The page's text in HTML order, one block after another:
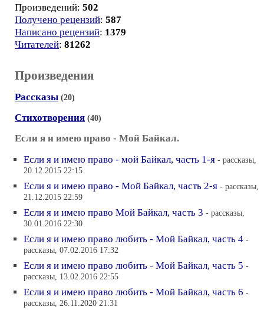
Произведений: 502
Получено рецензий: 587
Написано рецензий: 1379
Читателей: 81262
Произведения
Рассказы (20)
Стихотворения (40)
Если я и имею право - Мой Байкал.
Если я и имею право - мой Байкал, часть 1-я - рассказы,
20.12.2015 22:15
Если я и имею право - Мой Байкал, часть 2-я - рассказы,
21.12.2015 22:59
Если я и имею право Мой Байкал, часть 3 - рассказы,
30.01.2016 22:30
Если я и имею право любить - Мой Байкал, часть 4 -
рассказы, 07.02.2016 17:32
Если я и имею право любить - Мой Байкал, часть 5 -
рассказы, 13.02.2016 22:55
Если я и имею право любить - Мой Байкал, часть 6 -
рассказы, 26.11.2020 21:31